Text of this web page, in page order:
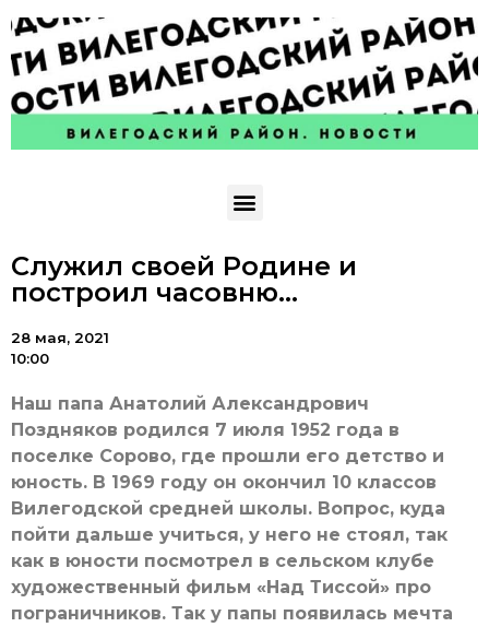
Служил своей Родине и
построил часовню…
28 мая, 2021
10:00
Наш папа Анатолий Александрович
Поздняков родился 7 июля 1952 года в
поселке Сорово, где прошли его детство и
юность. В 1969 году он окончил 10 классов
Вилегодской средней школы. Вопрос, куда
пойти дальше учиться, у него не стоял, так
как в юности посмотрел в сельском клубе
художественный фильм «Над Тиссой» про
пограничников. Так у папы появилась мечта